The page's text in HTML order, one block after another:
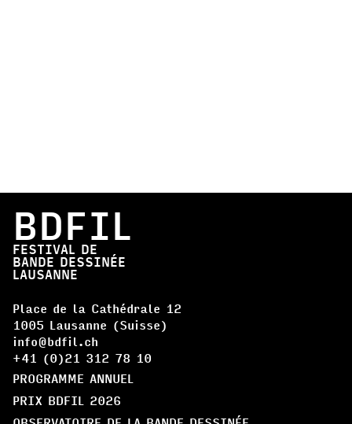
BDFIL
FESTIVAL DE
BANDE DESSINÉE
LAUSANNE
Place de la Cathédrale 12
1005 Lausanne (Suisse)
info@bdfil.ch
+41 (0)21 312 78 10
PROGRAMME ANNUEL
PRIX BDFIL 2026